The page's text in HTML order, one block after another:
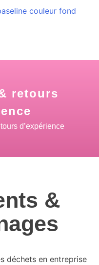
retours
d’expérience
&
déchets en entreprise